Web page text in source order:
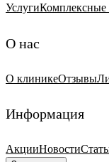
Услуги
О нас
О клиникеОтзывы
Информация
АкцииНовости